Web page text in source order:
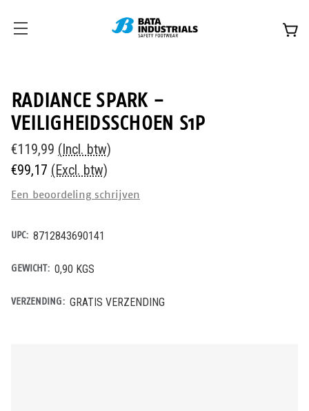
RADIANCE SPARK -
VEILIGHEIDSSCHOEN S1P
€119,99 (Incl. btw)
€99,17 (Excl. btw)
Een beoordeling schrijven
UPC: 8712843690141
GEWICHT: 0,90 KGS
VERZENDING: GRATIS VERZENDING